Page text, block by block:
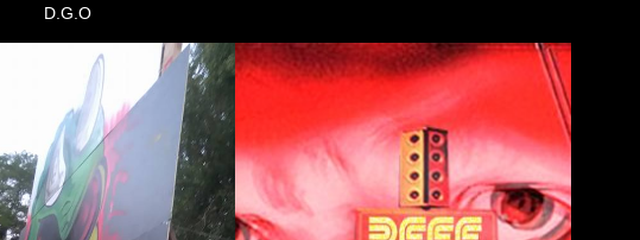
D.G.O